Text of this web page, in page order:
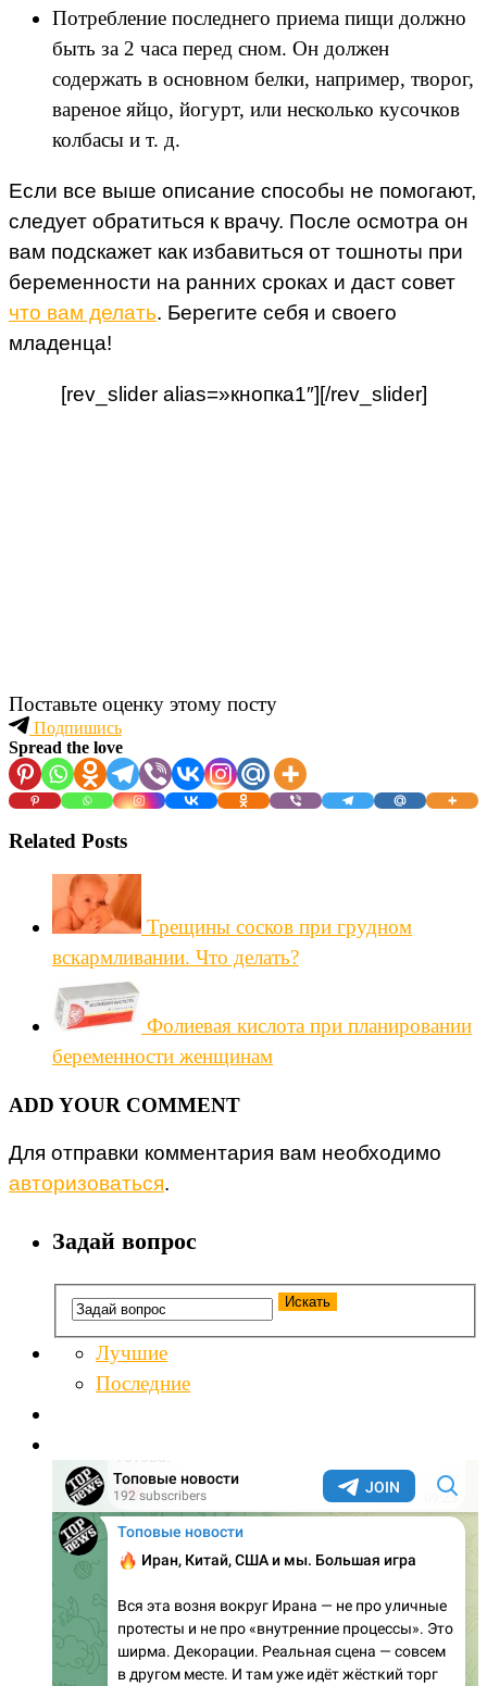
Потребление последнего приема пищи должно
быть за 2 часа перед сном. Он должен
содержать в основном белки, например, творог,
вареное яйцо, йогурт, или несколько кусочков
колбасы и т. д.
Если все выше описание способы не помогают,
следует обратиться к врачу. После осмотра он
вам подскажет как избавиться от тошноты при
беременности на ранних сроках и даст совет
что вам делать. Берегите себя и своего
младенца!
[rev_slider alias=»кнопка1″][/rev_slider]
Поставьте оценку этому посту
Подпишись
Spread the love
Related Posts
Трещины сосков при грудном
вскармливании. Что делать?
Фолиевая кислота при планировании
беременности женщинам
ADD YOUR COMMENT
Для отправки комментария вам необходимо
авторизоваться.
Задай вопрос
Лучшие
Последние